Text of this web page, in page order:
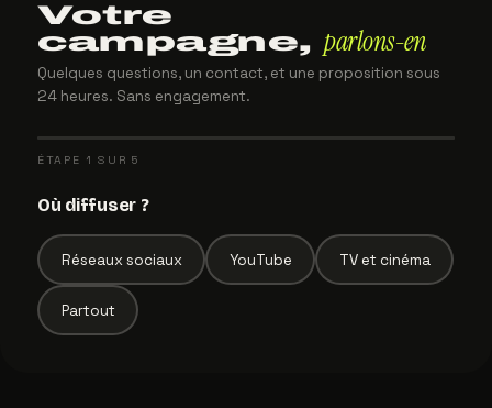
Votre
campagne,parlons-en
Quelques questions, un contact, et une proposition sous
24 heures. Sans engagement.
ÉTAPE 1 SUR 5
Où diffuser ?
Réseaux sociaux YouTube TV et cinéma
Partout